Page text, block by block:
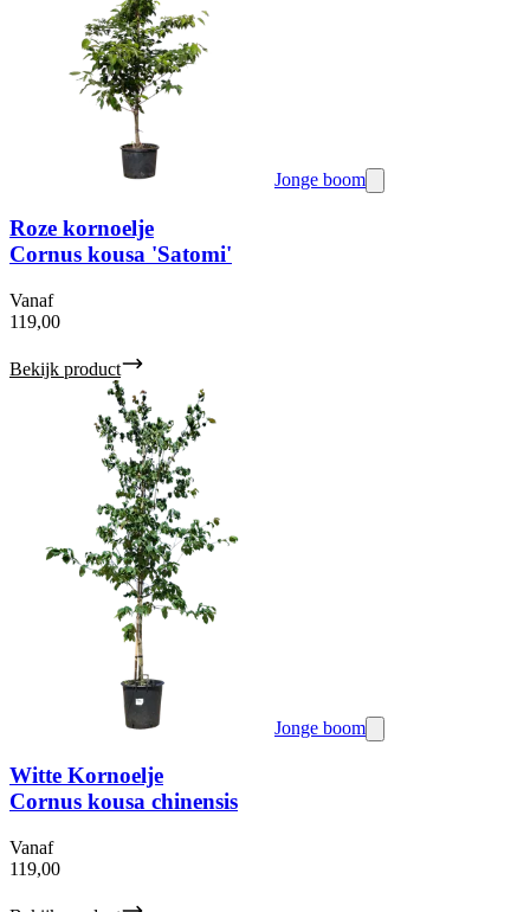
Jonge boom
Roze kornoelje
Cornus kousa 'Satomi'
Vanaf
119,00
Bekijk product
Jonge boom
Witte Kornoelje
Cornus kousa chinensis
Vanaf
119,00